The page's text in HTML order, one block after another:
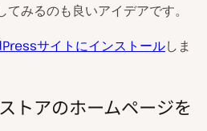
みるのも良いアイデアです。
サイトにインストールしま
トアのホームページを